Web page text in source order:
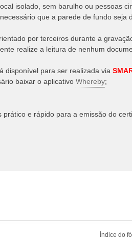
isolado, sem barulho ou pessoas
que a parede de fundo
por terceiros durante a
realize a leitura de nenhum
disponível para ser realizada via
baixar o aplicativo Whereby;
e rápido para a emissão do
Índice do